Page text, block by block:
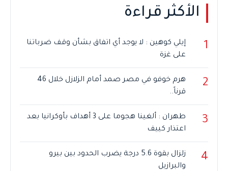
الأكثر قراءة
1
إيلي كوهين : لا يوجد أي اتفاق بشأن وقف ضرباتنا
على غزة
2
هرم خوفو في مصر صمد أمام الزلازل خلال 46
قرناً..
3
طهران : ألغينا هجوما على 3 أهداف بأوكرانيا بعد
اعتذار كييف
4
زلزال بقوة 5.6 درجة يضرب الحدود بين بيرو
والبرازيل